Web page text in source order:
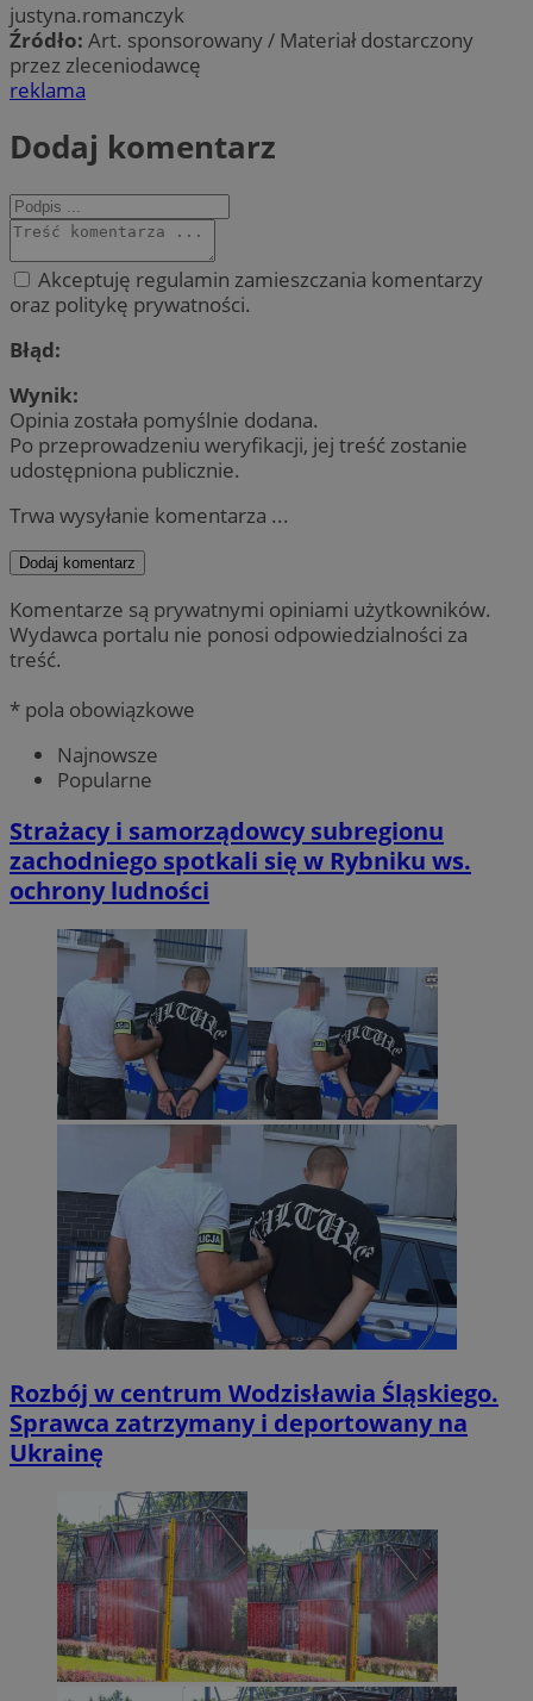
justyna.romanczyk
Źródło: Art. sponsorowany / Materiał dostarczony
przez zleceniodawcę
reklama
Dodaj komentarz
Akceptuję regulamin zamieszczania komentarzy
oraz politykę prywatności.
Błąd:
Wynik:
Opinia została pomyślnie dodana.
Po przeprowadzeniu weryfikacji, jej treść zostanie
udostępniona publicznie.
Trwa wysyłanie komentarza ...
Dodaj komentarz
Komentarze są prywatnymi opiniami użytkowników.
Wydawca portalu nie ponosi odpowiedzialności za
treść.
* pola obowiązkowe
Najnowsze
Popularne
Strażacy i samorządowcy subregionu
zachodniego spotkali się w Rybniku ws.
ochrony ludności
Rozbój w centrum Wodzisławia Śląskiego.
Sprawca zatrzymany i deportowany na
Ukrainę